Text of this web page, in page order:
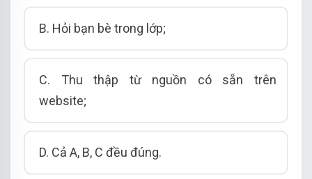
B. Hỏi bạn bè trong lớp;
C.
Thu thập từ nguồn có sẵn trên
website;
D. Cả A, B, C đều đúng.